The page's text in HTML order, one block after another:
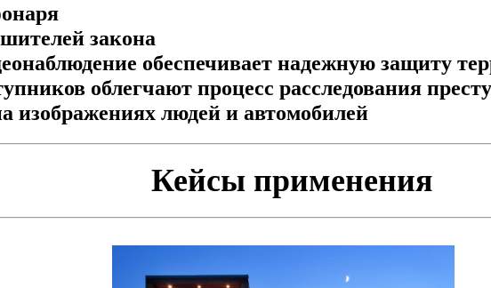
закона
обеспечивает надежную защиту
облегчают процесс расследования
изображениях людей и автомобилей
Кейсы применения